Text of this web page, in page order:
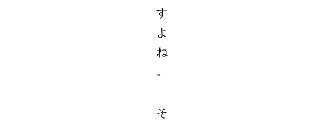
す
よ
ね
。
そ